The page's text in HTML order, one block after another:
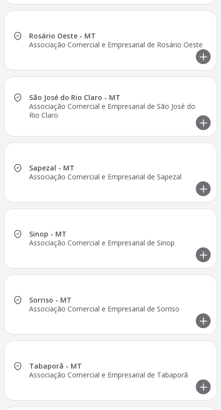
Rosário Oeste - MT
Associação Comercial e Empresarial de Rosário Oeste
São José do Rio Claro - MT
Associação Comercial e Empresarial de São José do
Rio Claro
Sapezal - MT
Associação Comercial e Empresarial de Sapezal
Sinop - MT
Associação Comercial e Empresarial de Sinop
Sorriso - MT
Associação Comercial e Empresarial de Sorriso
Tabaporã - MT
Associação Comercial e Empresarial de Tabaporã